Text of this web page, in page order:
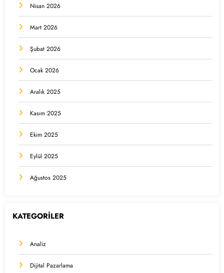
Nisan 2026
Mart 2026
Şubat 2026
Ocak 2026
Aralık 2025
Kasım 2025
Ekim 2025
Eylül 2025
Ağustos 2025
KATEGORİLER
Analiz
Dijital Pazarlama